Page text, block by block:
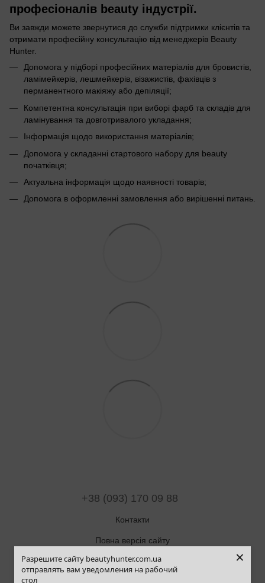
Разрешите сайту beautyhunter.com.ua
отправлять вам уведомления на рабочий
стол
×
професіоналів beauty індустрії.
Ви завжди можете звернутися до служби підтримки клієнтів та
отримати професійну консультацію від менеджерів Beauty
Hunter.
Допомога у підборі професійних матеріалів для бровистів,
ламімейкерів, лешмейкерів, візажистів, фахівців з
перманентного макіяжу або депіляції;
Компетентна консультація при виборі фарб та складів для
ламінування та довготривалого укладання;
Інформація щодо використання матеріалів;
Допомога у складанні стартового набору для beauty
початківця;
Актуальна інформація щодо наявності товарів;
Допомога в оформленні замовлення або вирішенні питань.
+38 (093) 170 09 88
Контакти
Повна версія сайту
Мапа сайту